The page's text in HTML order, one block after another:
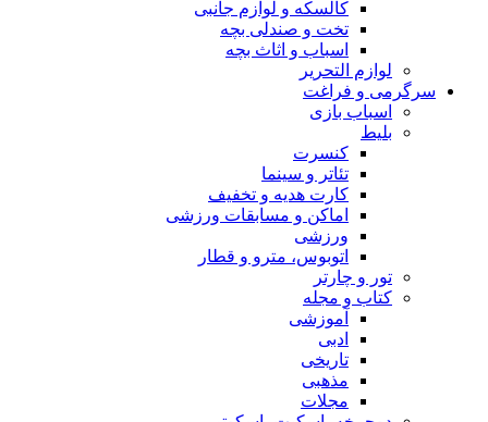
کالسکه و لوازم جانبی
تخت و صندلی بچه
اسباب و اثاث بچه
لوازم التحریر
سرگرمی و فراغت
اسباب‌ بازی
بلیط
کنسرت
تئاتر و سینما
کارت هدیه و تخفیف
اماکن و مسابقات ورزشی
ورزشی
اتوبوس، مترو و قطار
تور و چارتر
کتاب و مجله
آموزشی
ادبی
تاریخی
مذهبی
مجلات